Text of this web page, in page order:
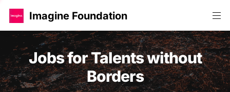
Imagine Foundation
Jobs for Talents without
Borders